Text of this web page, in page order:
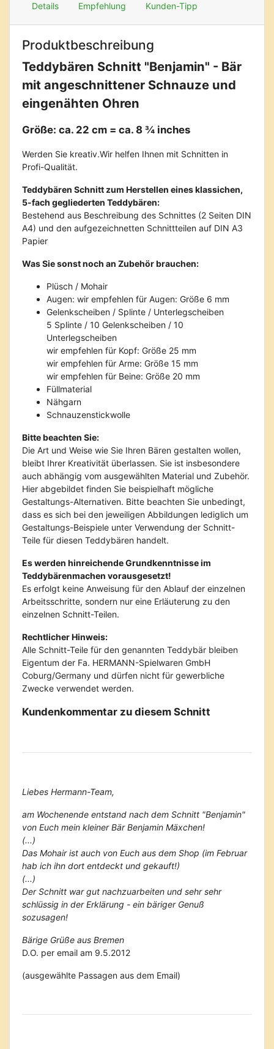
Details Empfehlung Kunden-Tipp
Produktbeschreibung
Teddybären Schnitt "Benjamin" - Bär
mit angeschnittener Schnauze und
eingenähten Ohren
Größe: ca. 22 cm = ca. 8 ¾ inches
Werden Sie kreativ.Wir helfen Ihnen mit Schnitten in
Profi-Qualität.
Teddybären Schnitt zum Herstellen eines klassichen,
5-fach gegliederten Teddybären:
Bestehend aus Beschreibung des Schnittes (2 Seiten DIN
A4) und den aufgezeichnetten Schnittteilen auf DIN A3
Papier
Was Sie sonst noch an Zubehör brauchen:
Plüsch / Mohair
Augen: wir empfehlen für Augen: Größe 6 mm
Gelenkscheiben / Splinte / Unterlegscheiben
5 Splinte / 10 Gelenkscheiben / 10
Unterlegscheiben
wir empfehlen für Kopf: Größe 25 mm
wir empfehlen für Arme: Größe 15 mm
wir empfehlen für Beine: Größe 20 mm
Füllmaterial
Nähgarn
Schnauzenstickwolle
Bitte beachten Sie:
Die Art und Weise wie Sie Ihren Bären gestalten wollen,
bleibt Ihrer Kreativität überlassen. Sie ist insbesondere
auch abhängig vom ausgewählten Material und Zubehör.
Hier abgebildet finden Sie beispielhaft mögliche
Gestaltungs-Alternativen. Bitte beachten Sie unbedingt,
dass es sich bei den jeweiligen Abbildungen lediglich um
Gestaltungs-Beispiele unter Verwendung der Schnitt-
Teile für diesen Teddybären handelt.
Es werden hinreichende Grundkenntnisse im
Teddybärenmachen vorausgesetzt!
Es erfolgt keine Anweisung für den Ablauf der einzelnen
Arbeitsschritte, sondern nur eine Erläuterung zu den
einzelnen Schnitt-Teilen.
Rechtlicher Hinweis:
Alle Schnitt-Teile für den genannten Teddybär bleiben
Eigentum der Fa. HERMANN-Spielwaren GmbH
Coburg/Germany und dürfen nicht für gewerbliche
Zwecke verwendet werden.
Kundenkommentar zu diesem Schnitt
Liebes Hermann-Team,
am Wochenende entstand nach dem Schnitt "Benjamin"
von Euch mein kleiner Bär Benjamin Mäxchen!
(...)
Das Mohair ist auch von Euch aus dem Shop (im Februar
hab ich ihn dort entdeckt und gekauft!)
(...)
Der Schnitt war gut nachzuarbeiten und sehr sehr
schlüssig in der Erklärung - ein bäriger Genuß
sozusagen!
Bärige Grüße aus Bremen
D.O. per email am 9.5.2012
(ausgewählte Passagen aus dem Email)